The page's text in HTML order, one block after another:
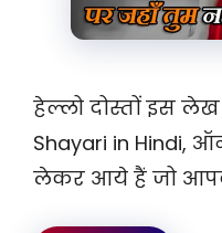
हेल्लो दोस्तों इस
Shayari in Hindi,
लेकर आये हैं जो